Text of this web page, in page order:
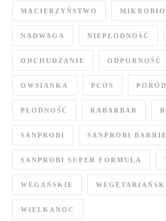
MACIERZYŃSTWO
NADWAGA NIEPŁODNOŚĆ
ODCHUDZANIE ODPORNOŚĆ
OWSIANKA PCOS PORÓD
PŁODNOŚĆ RABARBAR
SANPROBI SANPROBI
SANPROBI SUPER FORMUŁA
WEGAŃSKIE
WIELKANOC